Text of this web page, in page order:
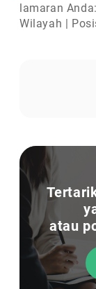
lamaran Anda:
Wilayah |
atau